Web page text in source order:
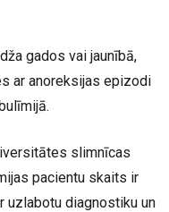
gados vai jaunībā,
ar anoreksijas epizodi
slimnīcas
pacientu skaits ir
uzlabotu diagnostiku un